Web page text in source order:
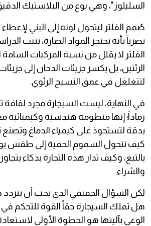
السليلوز"، وهي نوع من البلاستيك
صُمم الفلتر ليتحول لونه إلى البني لإعطاء
بصرياً بأنه يحتجز المواد الضارة، تثبت
الفلتر لا يقلل من نسبة المركبات
الرئتين، بل يكسر جزيئات الدخان إلى
لتتغلغل في عمق النسيج الرئوي.
في النهاية، ليست السيجارة مجرد
رماداً؛ إنها منظومة هندسية
بدقة لتستحوذ على كيمياء الدماغ وتصنع
كيف تتحول السموم الخفية إلى طقس
بالتبغ، وكيف تدار هذه التجارة بذكاء
والشراء.
لكن السؤال الحقيقي الذي يجب أن
هل تملك السيجارة حقاً القوة للتحكم في
الوعي بآليتها هو الخطوة الأولى